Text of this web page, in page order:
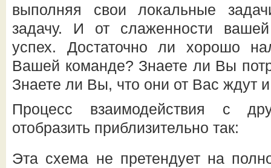
выполняя свои локальные
задачу. И от слаженности
успех. Достаточно ли хорошо
Вашей команде? Знаете ли Вы
Знаете ли Вы, что они от Вас ждут
Процесс взаимодействия с
отобразить приблизительно так:
Эта схема не претендует на